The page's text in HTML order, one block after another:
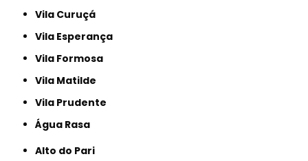
Vila Curuçá
Vila Esperança
Vila Formosa
Vila Matilde
Vila Prudente
Água Rasa
Alto do Pari